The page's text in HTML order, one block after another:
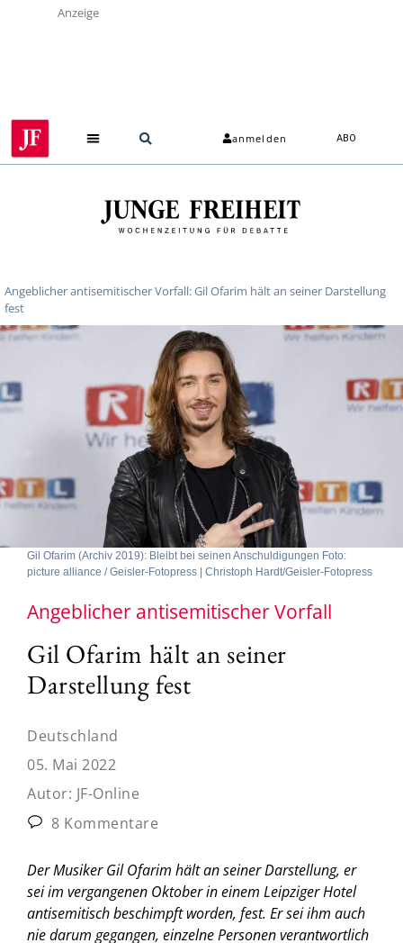
Anzeige
anmelden ABO
Angeblicher antisemitischer Vorfall: Gil Ofarim hält an seiner Darstellung
fest
Gil Ofarim (Archiv 2019): Bleibt bei seinen Anschuldigungen Foto:
picture alliance / Geisler-Fotopress | Christoph Hardt/Geisler-Fotopress
Angeblicher antisemitischer Vorfall
Gil Ofarim hält an seiner
Darstellung fest
Deutschland
05. Mai 2022
Autor: JF-Online
8 Kommentare
Der Musiker Gil Ofarim hält an seiner Darstellung, er
sei im vergangenen Oktober in einem Leipziger Hotel
antisemitisch beschimpft worden, fest. Er sei ihm auch
nie darum gegangen, einzelne Personen verantwortlich